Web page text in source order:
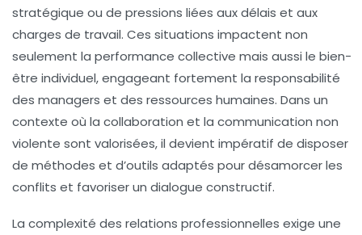
stratégique ou de pressions liées aux délais et aux
charges de travail. Ces situations impactent non
seulement la performance collective mais aussi le bien-
être individuel, engageant fortement la responsabilité
des managers et des ressources humaines. Dans un
contexte où la collaboration et la communication non
violente sont valorisées, il devient impératif de disposer
de méthodes et d’outils adaptés pour désamorcer les
conflits et favoriser un dialogue constructif.
La complexité des relations professionnelles exige une